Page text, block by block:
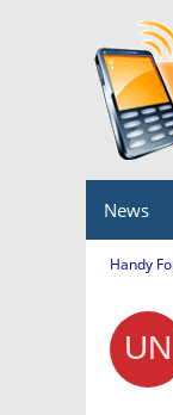
News
Handy